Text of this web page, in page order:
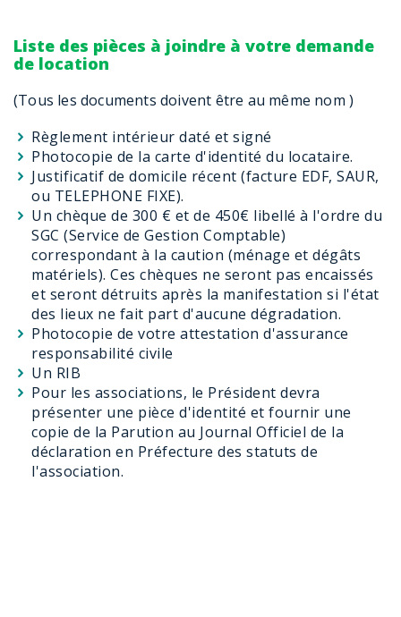
Liste des pièces à joindre à votre demande
de location
(Tous les documents doivent être au même nom )
Règlement intérieur daté et signé
Photocopie de la carte d'identité du locataire.
Justificatif de domicile récent (facture EDF, SAUR,
ou TELEPHONE FIXE).
Un chèque de 300 € et de 450€ libellé à l'ordre du
SGC (Service de Gestion Comptable)
correspondant à la caution (ménage et dégâts
matériels). Ces chèques ne seront pas encaissés
et seront détruits après la manifestation si l'état
des lieux ne fait part d'aucune dégradation.
Photocopie de votre attestation d'assurance
responsabilité civile
Un RIB
Pour les associations, le Président devra
présenter une pièce d'identité et fournir une
copie de la Parution au Journal Officiel de la
déclaration en Préfecture des statuts de
l'association.